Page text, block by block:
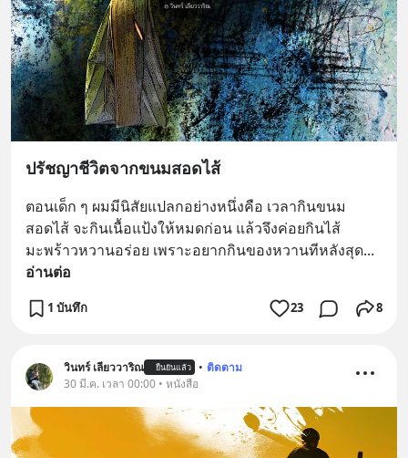
ปรัชญาชีวิตจากขนมสอดไส้
ตอนเด็ก ๆ ผมมีนิสัยแปลกอย่างหนึ่งคือ เวลากินขนม
สอดไส้ จะกินเนื้อแป้งให้หมดก่อน แล้วจึงค่อยกินไส้
มะพร้าวหวานอร่อย เพราะอยากกินของหวานทีหลังสุด
อ่านต่อ
1 บันทึก 23 8
วินทร์ เลียววาริณ ยืนยันแล้ว • ติดตาม
30 มี.ค. เวลา 00:00 • หนังสือ